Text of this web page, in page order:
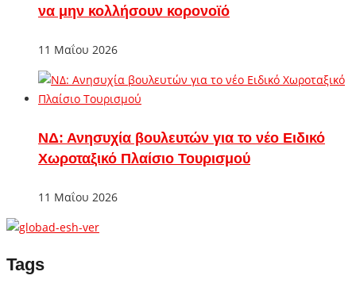
να μην κολλήσουν κορονοϊό
11 Μαΐου 2026
ΝΔ: Ανησυχία βουλευτών για το νέο Ειδικό
Χωροταξικό Πλαίσιο Τουρισμού
11 Μαΐου 2026
Tags